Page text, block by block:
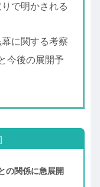
で明かされる
に関する考察
今後の展開予
の関係に急展開